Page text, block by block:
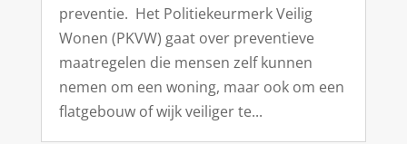
preventie. Het Politiekeurmerk Veilig
Wonen (PKVW) gaat over preventieve
maatregelen die mensen zelf kunnen
nemen om een woning, maar ook om een
flatgebouw of wijk veiliger te...